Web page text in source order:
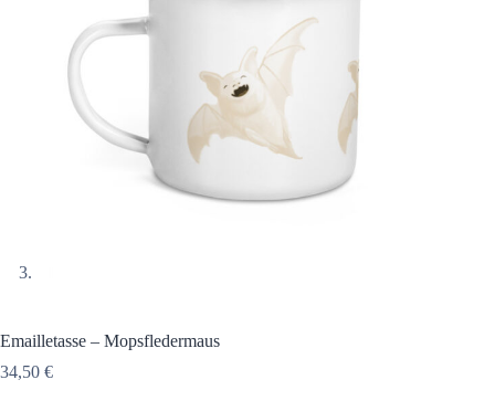
Emailletasse – Mopsfledermaus
34,50 €